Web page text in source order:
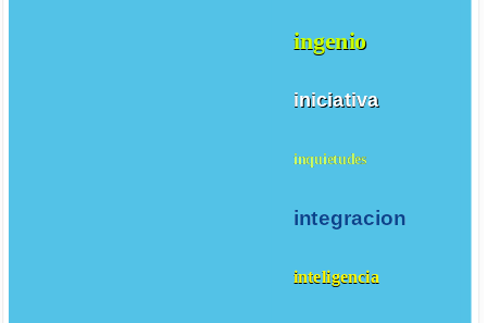
ingenio
iniciativa
inquietudes
integracion
inteligencia